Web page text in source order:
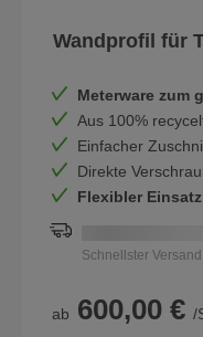
Wandprofil für
Meterware zum
Aus 100%
Einfacher
Direkte
Flexibler
Schnellster Versand:
ab 600,00 € /